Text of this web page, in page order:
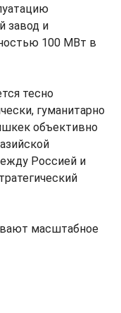
завод и
100 МВт в
тесно
гуманитарно
объективно
Россией и
масштабное